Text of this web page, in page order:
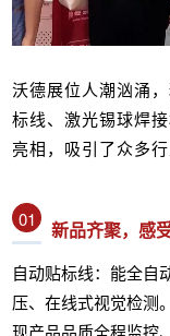
沃德展位人潮汹涌
标线、激光锡球焊
亮相，吸引了众多
01 新品齐聚，感
自动贴标线：能全自
压、在线式视觉检测
现产品品质全程监控